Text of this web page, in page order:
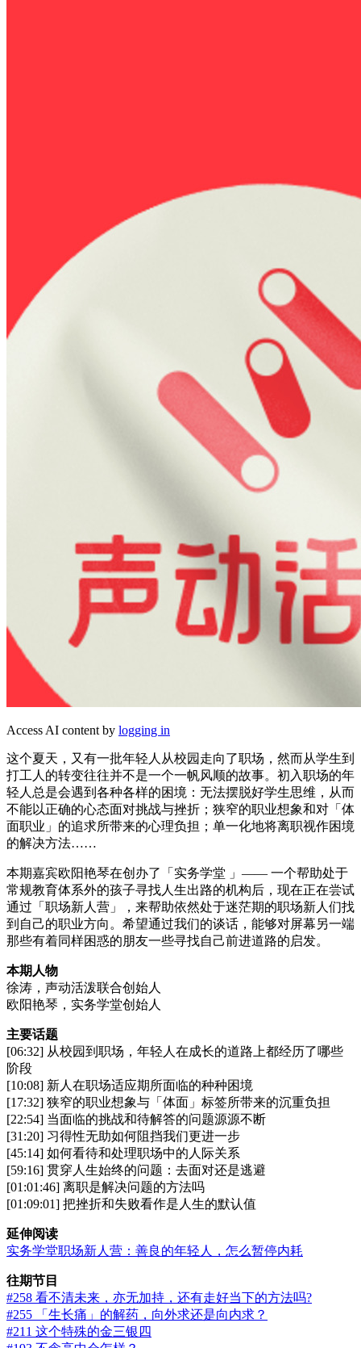
Access AI content by logging in
这个夏天，又有一批年轻人从校园走向了职场，然而从学生到
打工人的转变往往并不是一个一帆风顺的故事。初入职场的年
轻人总是会遇到各种各样的困境：无法摆脱好学生思维，从而
不能以正确的心态面对挑战与挫折；狭窄的职业想象和对「体
面职业」的追求所带来的心理负担；单一化地将离职视作困境
的解决方法……
本期嘉宾欧阳艳琴在创办了「实务学堂 」—— 一个帮助处于
常规教育体系外的孩子寻找人生出路的机构后，现在正在尝试
通过「职场新人营」，来帮助依然处于迷茫期的职场新人们找
到自己的职业方向。希望通过我们的谈话，能够对屏幕另一端
那些有着同样困惑的朋友一些寻找自己前进道路的启发。
本期人物
徐涛，声动活泼联合创始人
欧阳艳琴，实务学堂创始人
主要话题
[06:32] 从校园到职场，年轻人在成长的道路上都经历了哪些
阶段
[10:08] 新人在职场适应期所面临的种种困境
[17:32] 狭窄的职业想象与「体面」标签所带来的沉重负担
[22:54] 当面临的挑战和待解答的问题源源不断
[31:20] 习得性无助如何阻挡我们更进一步
[45:14] 如何看待和处理职场中的人际关系
[59:16] 贯穿人生始终的问题：去面对还是逃避
[01:01:46] 离职是解决问题的方法吗
[01:09:01] 把挫折和失败看作是人生的默认值
延伸阅读
实务学堂职场新人营：善良的年轻人，怎么暂停内耗
往期节目
#258 看不清未来，亦无加持，还有走好当下的方法吗?
#255 「生长痛」的解药，向外求还是向内求？
#211 这个特殊的金三银四